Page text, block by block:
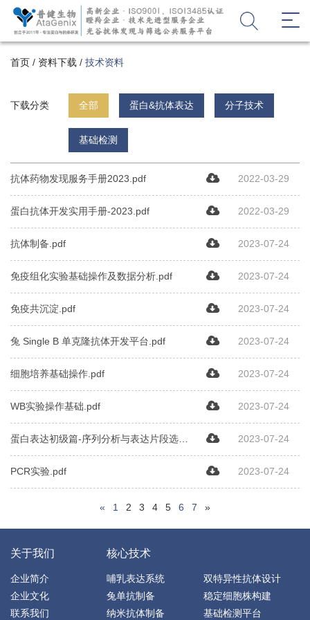
首页 / 资料下载 / 技术资料
下载分类 全部 蛋白&抗体表达 分子技术
基础检测
抗体药物发现服务手册2023.pdf 2022-03-29
蛋白抗体开发实用手册-2023.pdf 2022-03-29
抗体制备.pdf 2023-07-24
免疫组化实验基础操作及数据分析.pdf 2023-07-24
免疫共沉淀.pdf 2023-07-24
兔 Single B 单克隆抗体开发平台.pdf 2023-07-24
细胞培养基础操作.pdf 2023-07-24
WB实验操作基础.pdf 2023-07-24
蛋白表达初级篇-序列分析与表达片段选
择.pdf
2023-07-24
PCR实验.pdf 2023-07-24
« 1 2 3 4 5 6 7 »
关于我们
企业简介
企业文化
联系我们
核心技术
哺乳表达系统
兔单抗制备
纳米抗体制备
双特异性抗体设计
稳定细胞株构建
基础检测平台